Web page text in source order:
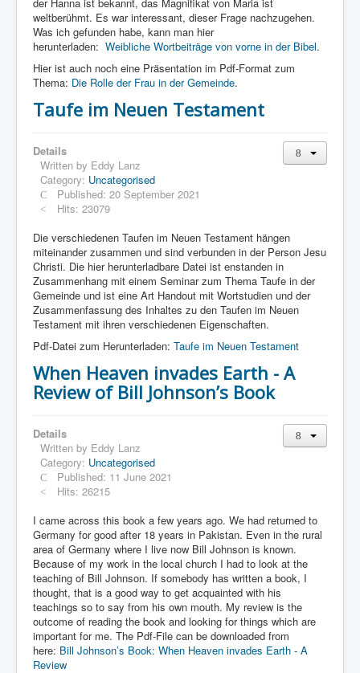
weltberühmt. Es war interessant, dieser Frage nachzugehen.
Was ich gefunden habe, kann man hier
herunterladen: Weibliche Wortbeiträge von vorne in der Bibel.
Hier ist auch noch eine Präsentation im Pdf-Format zum
Thema: Die Rolle der Frau in der Gemeinde.
Taufe im Neuen Testament
Details
Written by Eddy Lanz
Category: Uncategorised
Published: 20 September 2021
Hits: 23079
Die verschiedenen Taufen im Neuen Testament hängen
miteinander zusammen und sind verbunden in der Person Jesu
Christi. Die hier herunterladbare Datei ist enstanden in
Zusammenhang mit einem Seminar zum Thema Taufe in der
Gemeinde und ist eine Art Handout mit Wortstudien und der
Zusammenfassung des Inhaltes zu den Taufen im Neuen
Testament mit ihren verschiedenen Eigenschaften.
Pdf-Datei zum Herunterladen: Taufe im Neuen Testament
When Heaven invades Earth - A
Review of Bill Johnson’s Book
Details
Written by Eddy Lanz
Category: Uncategorised
Published: 11 June 2021
Hits: 26215
I came across this book a few years ago. We had returned to
Germany for good after 18 years in Pakistan. Even in the rural
area of Germany where I live now Bill Johnson is known.
Because of my work in the local church I had to look at the
teaching of Bill Johnson. If somebody has written a book, I
thought, that is a good way to get acquainted with his
teachings so to say from his own mouth. My review is the
outcome of reading the book and looking for things which are
important for me. The Pdf-File can be downloaded from
here: Bill Johnson’s Book: When Heaven invades Earth - A
Review